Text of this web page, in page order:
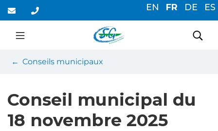
Aller
au
contenu
EN FR DE ES
Saint-Germain-du-
Conseils municipaux
Conseil municipal du
18 novembre 2025